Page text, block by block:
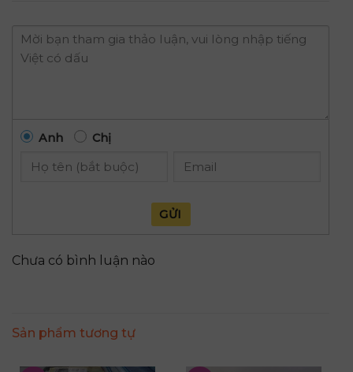
Anh Chị
GỬI
Chưa có bình luận nào
Sản phẩm tương tự